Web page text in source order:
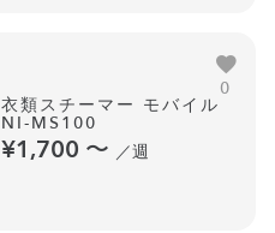
衣類スチーマー モバイル
NI-MS100
¥1,700 〜 ／週
0